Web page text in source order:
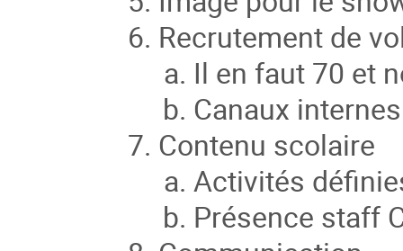
Recrutement de
Il en faut 70 et
Canaux
Contenu scolaire
Activités
Présence staff